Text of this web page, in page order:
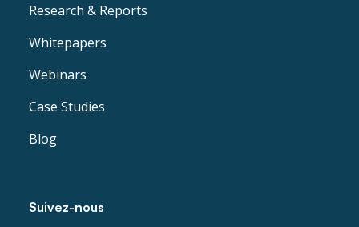
Research & Reports
Whitepapers
Webinars
Case Studies
Blog
Suivez-nous